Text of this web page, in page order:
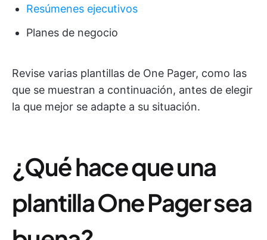
Resúmenes ejecutivos
Planes de negocio
Revise varias plantillas de One Pager, como las
que se muestran a continuación, antes de elegir
la que mejor se adapte a su situación.
¿Qué hace que una
plantilla One Pager sea